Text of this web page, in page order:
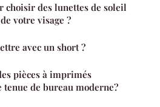
choisir des lunettes de soleil
votre visage ?
avec un short ?
pièces à imprimés
de bureau moderne?